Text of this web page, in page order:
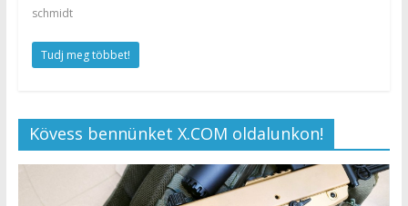
schmidt
Tudj meg többet!
Kövess bennünket X.COM oldalunkon!